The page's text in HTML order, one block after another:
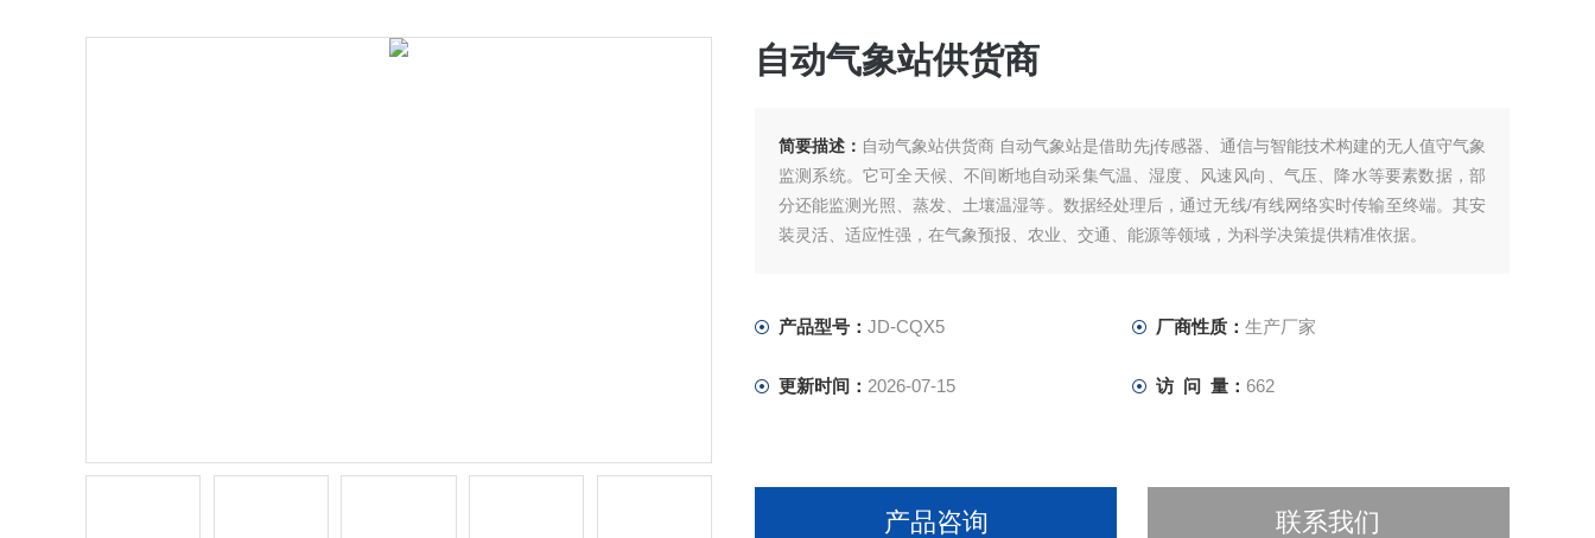
自动气象站供货商
简要描述： 自动气象站供货商 自动气象站是借助先j传感器、通信与智能技术构建的无人值守气象
监测系统。它可全天候、不间断地自动采集气温、湿度、风速风向、气压、降水等要素数据，部
分还能监测光照、蒸发、土壤温湿等。数据经处理后，通过无线/有线网络实时传输至终端。其安
装灵活、适应性强，在气象预报、农业、交通、能源等领域，为科学决策提供精准依据。
产品型号： JD-CQX5 厂商性质： 生产厂家
更新时间： 2026-07-15 访 问 量： 662
产品咨询 联系我们